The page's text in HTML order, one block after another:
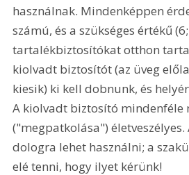
használnak. Mindenképpen
számú, és a szükséges értékű
tartalékbiztosítókat otthon
kiolvadt biztosítót (az üveg
kiesik) ki kell dobnunk, és
A kiolvadt biztosító mindenféle
("megpatkolása") életveszélyes.
dologra lehet használni; a
elé tenni, hogy ilyet kérünk!